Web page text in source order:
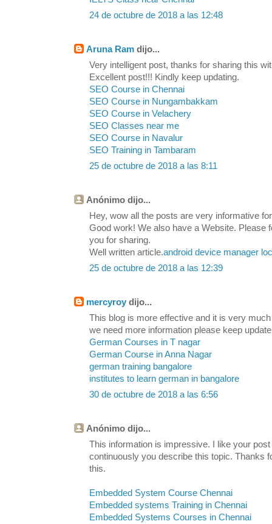
24 de octubre de 2018 a las 12:48
Aruna Ram dijo...
Very intelligent post, thanks for sharing this
Excellent post!!! Kindly keep updating.
SEO Course in Chennai
SEO Course in Nungambakkam
SEO Course in Velachery
SEO Classes near me
SEO Course in Navalur
SEO Training in Tambaram
25 de octubre de 2018 a las 8:11
Anónimo dijo...
Hey, wow all the posts are very informative
Good work! We also have a Website. Please
you for sharing.
Well written article.android device manager
25 de octubre de 2018 a las 12:39
mercyroy dijo...
This blog is more effective and it is very
we need more information please keep
German Courses in T nagar
German Course in Anna Nagar
german training bangalore
institutes to learn german in bangalore
30 de octubre de 2018 a las 6:56
Anónimo dijo...
This information is impressive. I like your
continuously you describe this topic. Thanks
this.
Embedded System Course Chennai
Embedded systems Training in Chennai
Embedded Systems Courses in Chennai